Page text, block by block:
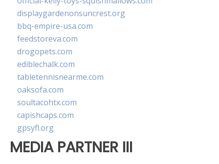
displaygardenonsuncrest.org
bbq-empire-usa.com
feedstoreva.com
drogopets.com
ediblechalk.com
tabletennisnearme.com
oaksofa.com
soultacohtx.com
capishcaps.com
gpsyfl.org
MEDIA PARTNER III